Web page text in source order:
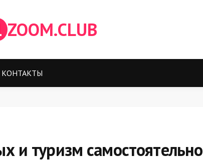
ZOOM.CLUB
КОНТАКТЫ
и туризм самостоятельно